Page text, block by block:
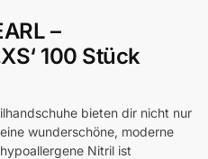
–
100 Stück
bieten dir nicht nur
wunderschöne, moderne
Nitril ist